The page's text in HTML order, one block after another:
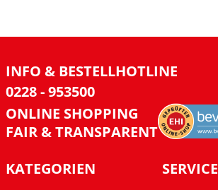
INFO & BESTELLHOTLINE
0228 - 953500
ONLINE SHOPPING
FAIR & TRANSPARENT
KATEGORIEN
SERVICE